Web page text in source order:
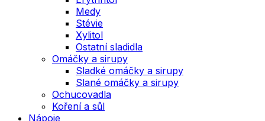
Medy
Stévie
Xylitol
Ostatní sladidla
Omáčky a sirupy
Sladké omáčky a sirupy
Slané omáčky a sirupy
Ochucovadla
Koření a sůl
Nápoje